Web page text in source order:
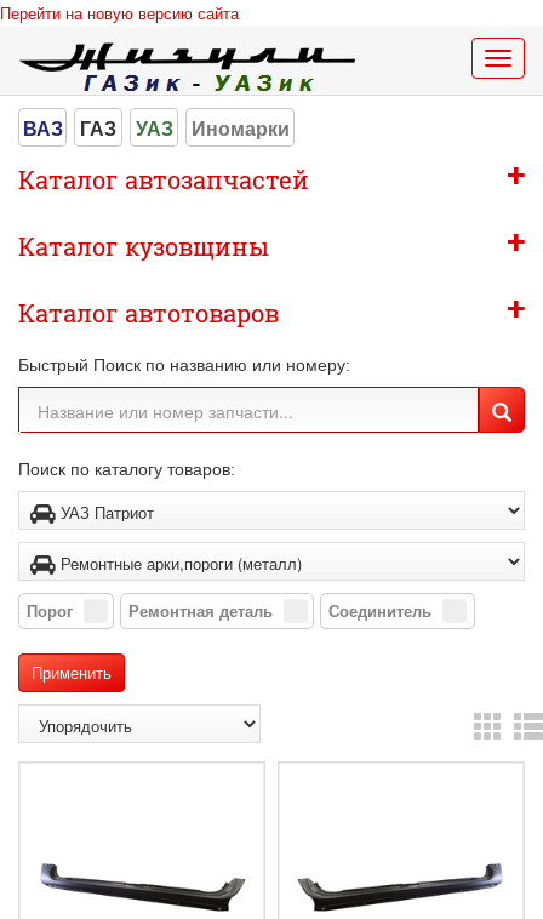
Перейти на новую версию сайта
Меню
ВАЗ ГАЗ УАЗ Иномарки
Каталог автозапчастей +
Каталог кузовщины +
Каталог автотоваров +
Быстрый Поиск по названию или номеру:
Поиск по каталогу товаров:
Порог Ремонтная деталь Соединитель